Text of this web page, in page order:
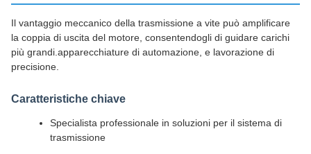
Il vantaggio meccanico della trasmissione a vite può amplificare
la coppia di uscita del motore, consentendogli di guidare carichi
più grandi.apparecchiature di automazione, e lavorazione di
precisione.
Caratteristiche chiave
Specialista professionale in soluzioni per il sistema di
trasmissione